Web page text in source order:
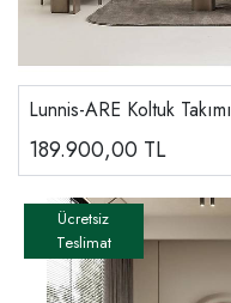
Lunnis-ARE Koltuk Takımı
189.900,00 TL